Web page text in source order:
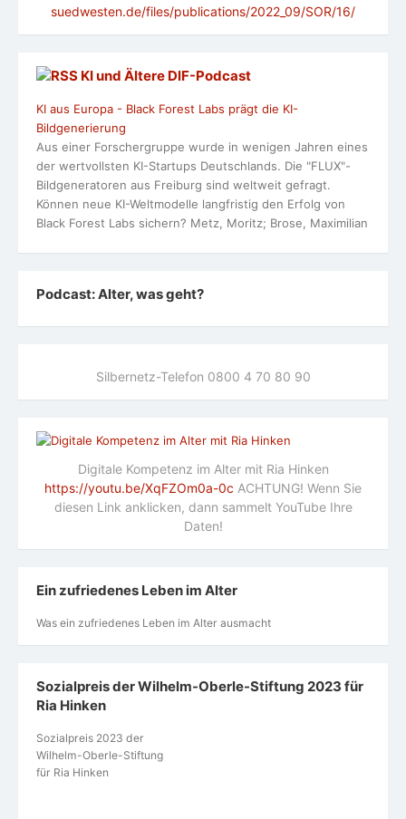
suedwesten.de/files/publications/2022_09/SOR/16/
KI und Ältere DlF-Podcast
KI aus Europa - Black Forest Labs prägt die KI-
Bildgenerierung
Aus einer Forschergruppe wurde in wenigen Jahren eines
der wertvollsten KI-Startups Deutschlands. Die "FLUX"-
Bildgeneratoren aus Freiburg sind weltweit gefragt.
Können neue KI-Weltmodelle langfristig den Erfolg von
Black Forest Labs sichern? Metz, Moritz; Brose, Maximilian
Podcast: Alter, was geht?
Silbernetz-Telefon 0800 4 70 80 90
Digitale Kompetenz im Alter mit Ria Hinken
https://youtu.be/XqFZOm0a-0c ACHTUNG! Wenn Sie
diesen Link anklicken, dann sammelt YouTube Ihre
Daten!
Ein zufriedenes Leben im Alter
Was ein zufriedenes Leben im Alter ausmacht
Sozialpreis der Wilhelm-Oberle-Stiftung 2023 für
Ria Hinken
Sozialpreis 2023 der
Wilhelm-Oberle-Stiftung
für Ria Hinken